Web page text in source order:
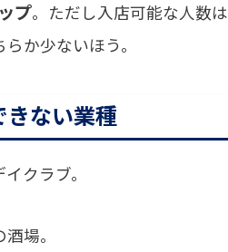
プ。ただし入店可能な人数は
か少ないほう。
きない業種
クラブ。
場。